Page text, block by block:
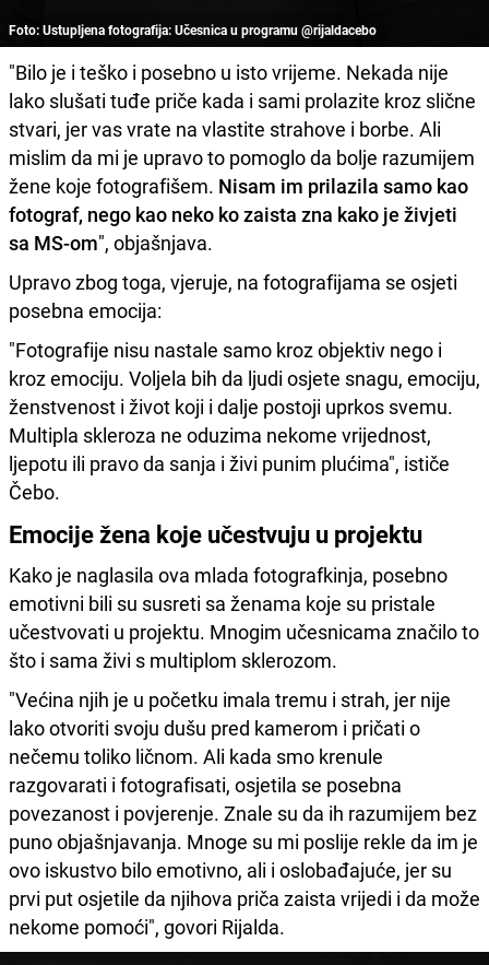
Foto: Ustupljena fotografija: Učesnica u programu @rijaldacebo
"Bilo je i teško i posebno u isto vrijeme. Nekada nije
lako slušati tuđe priče kada i sami prolazite kroz slične
stvari, jer vas vrate na vlastite strahove i borbe. Ali
mislim da mi je upravo to pomoglo da bolje razumijem
žene koje fotografišem. Nisam im prilazila samo kao
fotograf, nego kao neko ko zaista zna kako je živjeti
sa MS-om", objašnjava.
Upravo zbog toga, vjeruje, na fotografijama se osjeti
posebna emocija:
"Fotografije nisu nastale samo kroz objektiv nego i
kroz emociju. Voljela bih da ljudi osjete snagu, emociju,
ženstvenost i život koji i dalje postoji uprkos svemu.
Multipla skleroza ne oduzima nekome vrijednost,
ljepotu ili pravo da sanja i živi punim plućima", ističe
Čebo.
Emocije žena koje učestvuju u projektu
Kako je naglasila ova mlada fotografkinja, posebno
emotivni bili su susreti sa ženama koje su pristale
učestvovati u projektu. Mnogim učesnicama značilo to
što i sama živi s multiplom sklerozom.
"Većina njih je u početku imala tremu i strah, jer nije
lako otvoriti svoju dušu pred kamerom i pričati o
nečemu toliko ličnom. Ali kada smo krenule
razgovarati i fotografisati, osjetila se posebna
povezanost i povjerenje. Znale su da ih razumijem bez
puno objašnjavanja. Mnoge su mi poslije rekle da im je
ovo iskustvo bilo emotivno, ali i oslobađajuće, jer su
prvi put osjetile da njihova priča zaista vrijedi i da može
nekome pomoći", govori Rijalda.